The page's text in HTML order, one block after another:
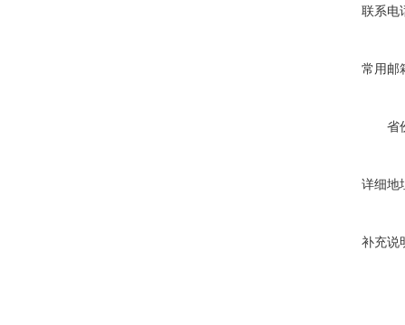
联系电
常用邮
省
详细地
补充说